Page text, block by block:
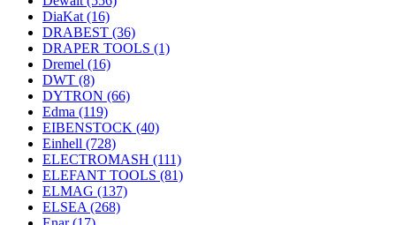
DiaKat (16)
DRABEST (36)
DRAPER TOOLS (1)
Dremel (16)
DWT (8)
DYTRON (66)
Edma (119)
EIBENSTOCK (40)
Einhell (728)
ELECTROMASH (111)
ELEFANT TOOLS (81)
ELMAG (137)
ELSEA (268)